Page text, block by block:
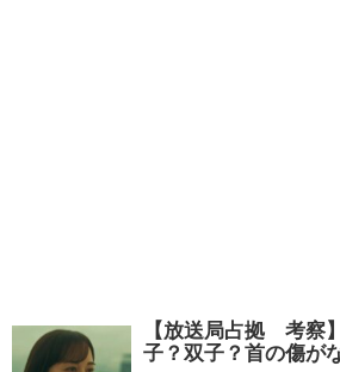
【放送局占拠 考察
子？双子？首の傷が